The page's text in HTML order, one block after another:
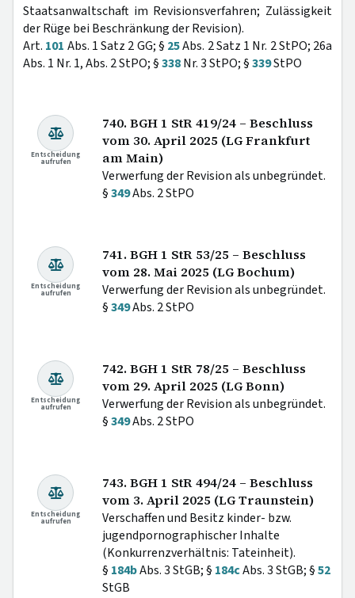
Staatsanwaltschaft im Revisionsverfahren; Zulässigkeit
der Rüge bei Beschränkung der Revision).
Art. 101 Abs. 1 Satz 2 GG; § 25Abs. 2 Satz 1 Nr. 2 StPO; 26a
Abs. 1 Nr. 1, Abs. 2 StPO; §338Nr. 3 StPO; §339StPO
Entscheidung
aufrufen
740. BGH 1 StR 419/24 – Beschluss
vom 30. April 2025 (LG Frankfurt
am Main)
Verwerfung der Revision als unbegründet.
§349Abs. 2 StPO
Entscheidung
aufrufen
741. BGH 1 StR 53/25 – Beschluss
vom 28. Mai 2025 (LG Bochum)
Verwerfung der Revision als unbegründet.
§349Abs. 2 StPO
Entscheidung
aufrufen
742. BGH 1 StR 78/25 – Beschluss
vom 29. April 2025 (LG Bonn)
Verwerfung der Revision als unbegründet.
§349Abs. 2 StPO
Entscheidung
aufrufen
743. BGH 1 StR 494/24 – Beschluss
vom 3. April 2025 (LG Traunstein)
Verschaffen und Besitz kinder- bzw.
jugendpornographischer Inhalte
(Konkurrenzverhältnis: Tateinheit).
§ 184bAbs. 3 StGB; § 184cAbs. 3 StGB; §52
StGB